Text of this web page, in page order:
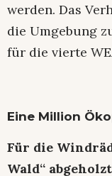
werden. Das
die Umgebung
für die vierte
Eine Million
Für die
Wald“